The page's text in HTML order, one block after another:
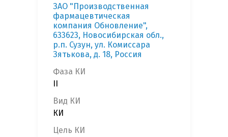
ЗАО "Производственная
фармацевтическая
компания Обновление",
633623, Новосибирская обл.,
р.п. Сузун, ул. Комиссара
Зятькова, д. 18, Россия
Фаза КИ
Вид КИ
КИ
Цель КИ